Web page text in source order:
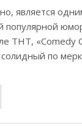
является
популярной
ТНТ, «Comedy
солидный по